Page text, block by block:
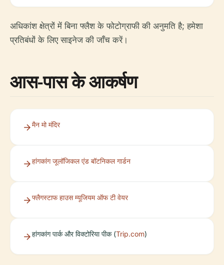
अधिकांश क्षेत्रों में बिना फ्लैश के फोटोग्राफी की अनुमति है; हमेशा
प्रतिबंधों के लिए साइनेज की जाँच करें।
आस-पास के आकर्षण
मैन मो मंदिर
हांगकांग जूलॉजिकल एंड बॉटनिकल गार्डन
फ्लैगस्टाफ हाउस म्यूजियम ऑफ टी वेयर
हांगकांग पार्क और विक्टोरिया पीक (Trip.com)